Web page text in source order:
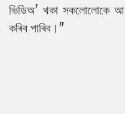
ভিডিঅ' থকা সকলোলোকে
কৰিব পাৰিব।"